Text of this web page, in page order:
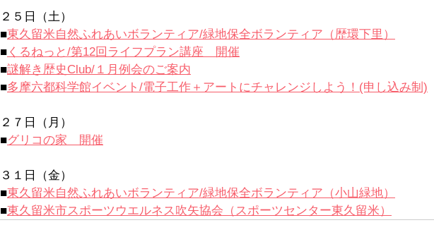
２５日（土）
■東久留米自然ふれあいボランティア/緑地保全ボランティア（歴環下里）
■ くるねっと/第12回ライフプラン講座　開催
■謎解き歴史Club/１月例会のご案内
■多摩六都科学館イベント/電子工作＋アートにチャレンジしよう！(申し込み制)
２７日（月）
■グリコの家　開催
３１日（金）
■東久留米自然ふれあいボランティア/緑地保全ボランティア（小山緑地）
■東久留米市スポーツウエルネス吹矢協会（スポーツセンター東久留米）